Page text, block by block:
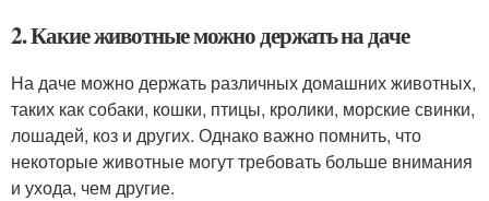
2. Какие животные можно держать на даче
На даче можно держать различных домашних животных,
таких как собаки, кошки, птицы, кролики, морские свинки,
лошадей, коз и других. Однако важно помнить, что
некоторые животные могут требовать больше внимания
и ухода, чем другие.